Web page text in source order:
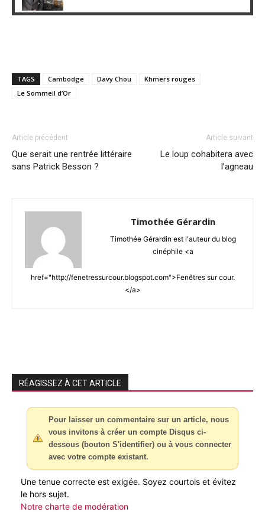
TAGS Cambodge Davy Chou
Khmers rouges
Le Sommeil d’Or
Article précédent
Que serait une rentrée littéraire
sans Patrick Besson ?
Article suivant
Le loup cohabitera avec
l’agneau
Timothée Gérardin
Timothée Gérardin est l'auteur du blog
cinéphile <a
href="http://fenetressurcour.blogspot.com">Fenêtres sur cour.
</a>
RÉAGISSEZ À CET ARTICLE
Pour laisser un commentaire sur un article, nous
vous invitons à créer un compte Disqus ci-
dessous (bouton S'identifier) ou à vous connecter
avec votre compte existant.
Une tenue correcte est exigée. Soyez courtois et évitez
le hors sujet.
Notre charte de modération